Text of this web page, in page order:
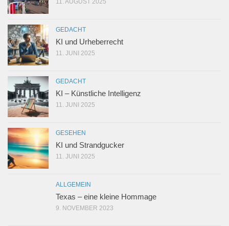
GEDACHT
KI und Urheberrecht
11. JUNI 2025
GEDACHT
KI – Künstliche Intelligenz
11. JUNI 2025
GESEHEN
KI und Strandgucker
11. JUNI 2025
ALLGEMEIN
Texas – eine kleine Hommage
9. NOVEMBER 2023